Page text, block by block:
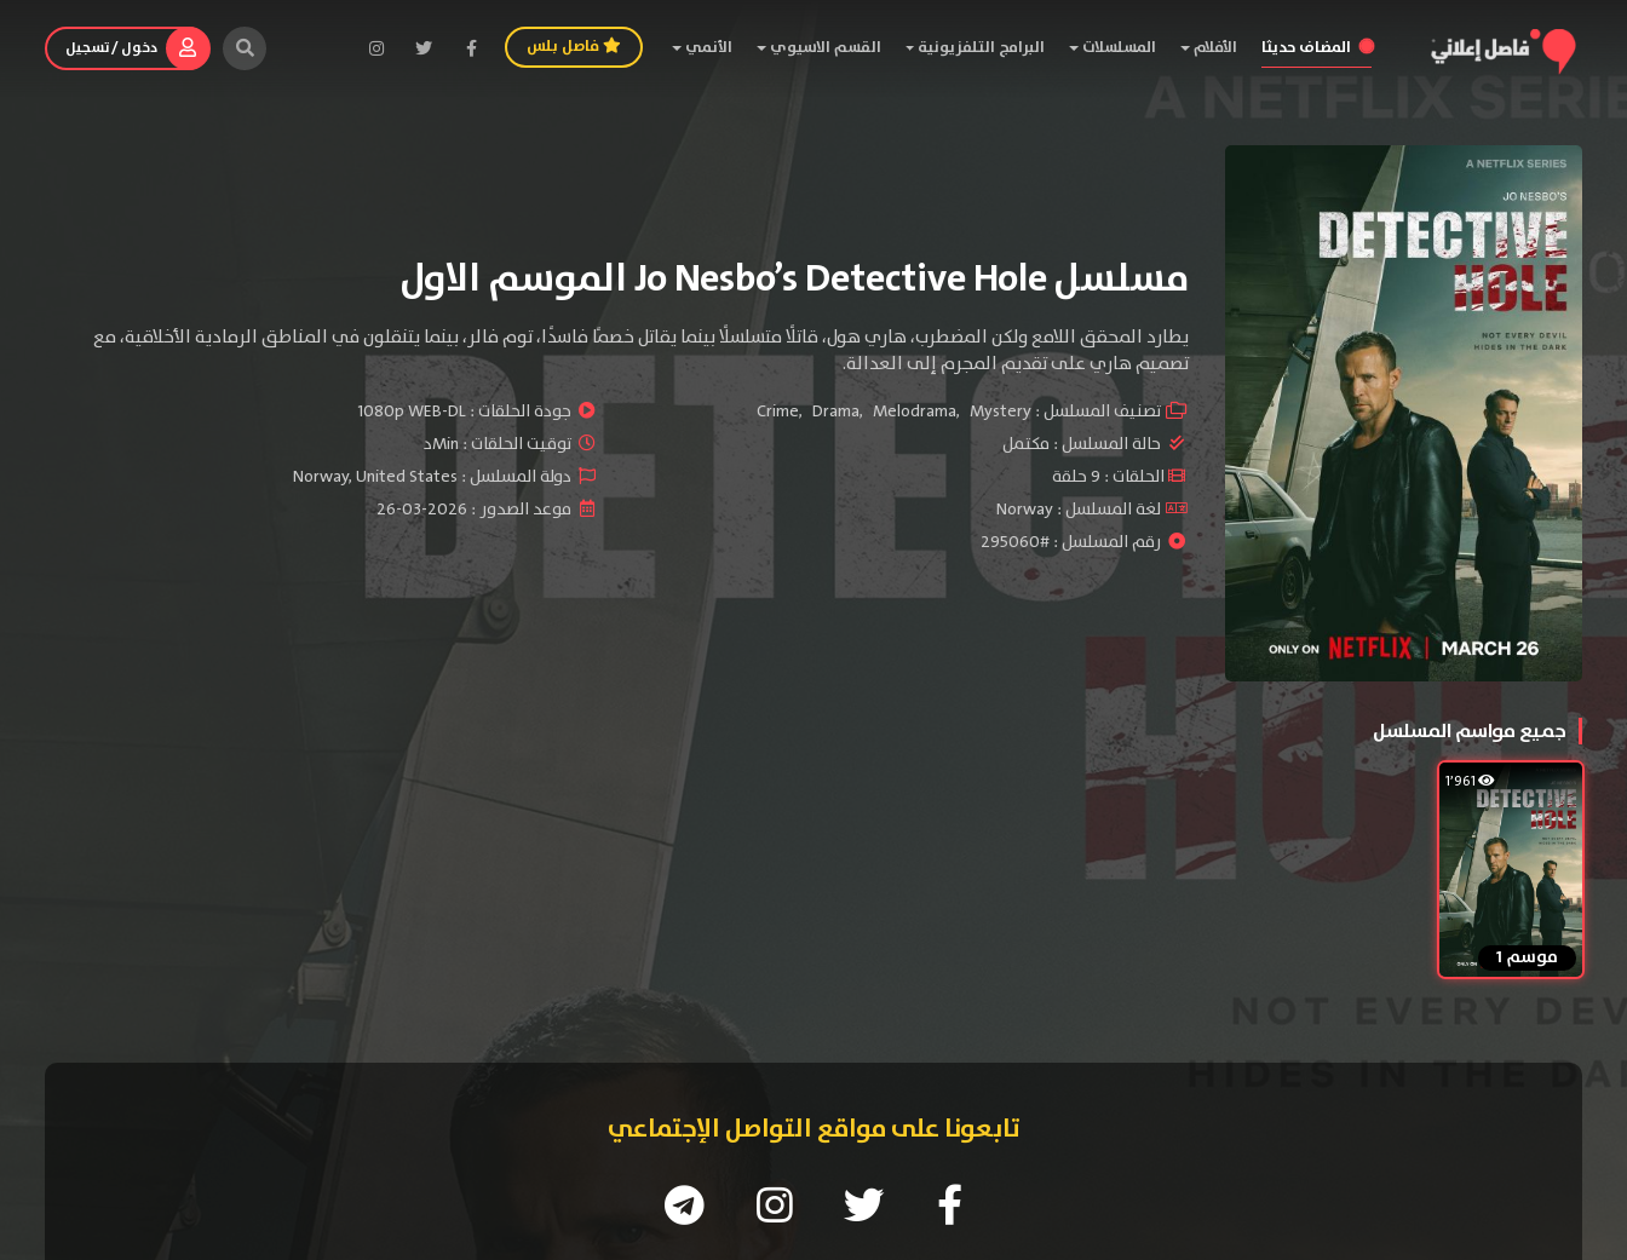
المضاف حديثا الأفلام المسلسلات البرامج التلفزيونية القسم الاسيوي الأنمي فاصل بلس دخول / تسجيل
مسلسل Jo Nesbo’s Detective Hole الموسم الاول
يطارد المحقق اللامع ولكن المضطرب، هاري هول، قاتلًا متسلسلًا بينما يقاتل خصمًا فاسدًا، توم فالر، بينما يتنقلون في المناطق الرمادية الأخلاقية، مع
تصميم هاري على تقديم المجرم إلى العدالة.
تصنيف المسلسل : Crime, Drama, Melodrama, Mystery جودة الحلقات :1080p WEB-DL
حالة المسلسل : مكتمل
توقيت الحلقات : Minد
الحلقات : 9 حلقة
دولة المسلسل : Norway, United States
لغة المسلسل : Norway
موعد الصدور : 2026-03-26
رقم المسلسل : #295060
جميع مواسم المسلسل
موسم 1
تابعونا على مواقع التواصل الإجتماعي